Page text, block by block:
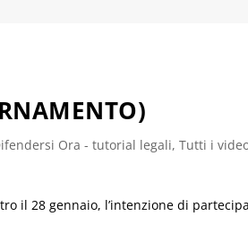
Ora - tutorial legali, Tutti i
il 28 gennaio, l’intenzione di